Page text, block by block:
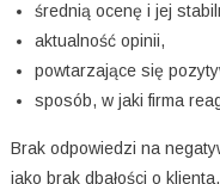
średnią ocenę i jej
aktualność opinii,
powtarzające się
sposób, w jaki firma
Brak odpowiedzi na
jako brak dbałości o